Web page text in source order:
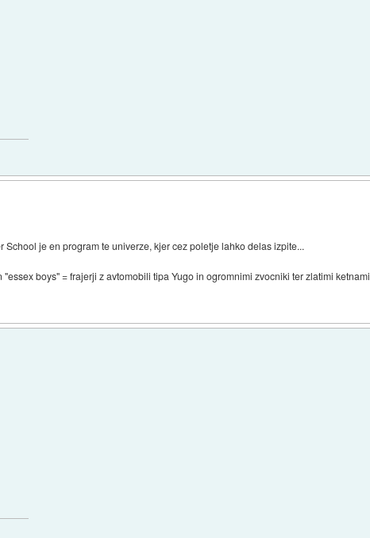
je en program te univerze, kjer cez poletje lahko delas izpite...
boys" = frajerji z avtomobili tipa Yugo in ogromnimi zvocniki ter zlatimi ketnami